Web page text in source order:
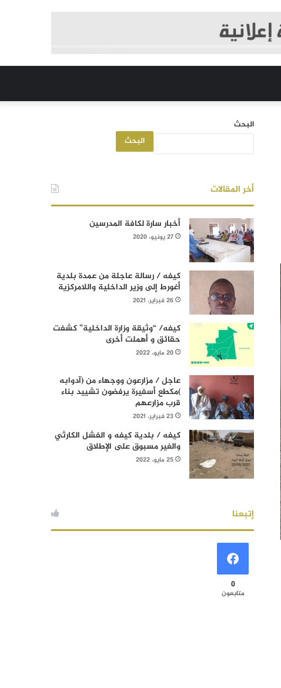
البحث
البحث
أخر المقالات
أخبار سارة لكافة المدرسين
27 يونيو، 2020
كيفه / رسالة عاجلة من عمدة بلدية
أغورط إلى وزير الداخلية واللامركزية
26 فبراير، 2021
كيفه/ “وثيقة وزارة الداخلية” كشفت
حقائق و أهملت أخرى
20 مايو، 2022
عاجل / مزارعون ووجهاء من (آدوابه
)مكطع أسفيرة يرفضون تشييد بناء
قرب مزارعهم
23 فبراير، 2021
كيفه / بلدية كيفه و الفشل الكارثي
والغير مسبوق على الإطلاق
25 مايو، 2022
إتبعنا
0
متابعون